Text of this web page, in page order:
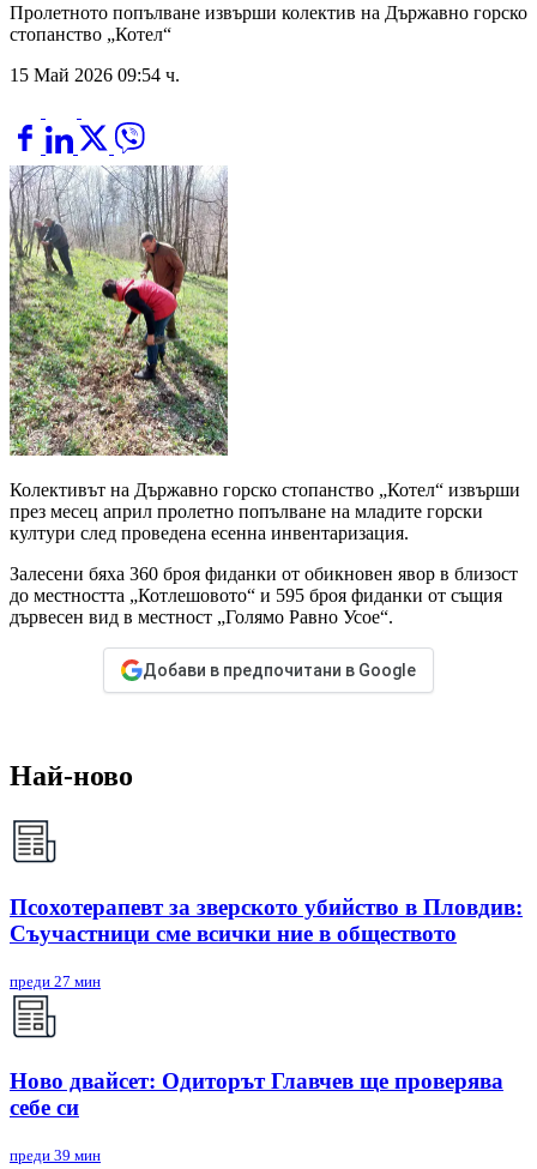
Пролетното попълване извърши колектив на Държавно горско
стопанство „Котел“
15 Май 2026 09:54 ч.
Колективът на Държавно горско стопанство „Котел“ извърши
през месец април пролетно попълване на младите горски
култури след проведена есенна инвентаризация.
Залесени бяха 360 броя фиданки от обикновен явор в близост
до местността „Котлешовото“ и 595 броя фиданки от същия
дървесен вид в местност „Голямо Равно Усое“.
Добави в предпочитани в Google
Най-ново
Псохотерапевт за зверското убийство в Пловдив:
Съучастници сме всички ние в обществото
преди 27 мин
Ново двайсет: Одиторът Главчев ще проверява
себе си
преди 39 мин